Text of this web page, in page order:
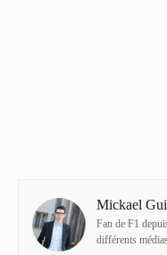
Mickael
Fan de F1
différents